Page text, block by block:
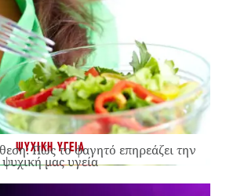
ΨΥΧΙΚΗ ΥΓΕΙΑ
Πώς το φαγητό επηρεάζει την
ψυχική μας υγεία